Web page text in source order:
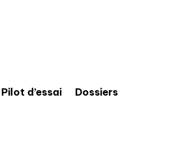
Pilot d’essai Dossiers